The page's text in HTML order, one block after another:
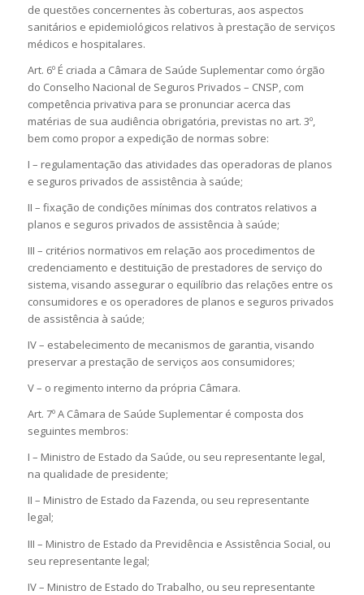
de questões concernentes às coberturas, aos aspectos
sanitários e epidemiológicos relativos à prestação de serviços
médicos e hospitalares.
Art. 6º É criada a Câmara de Saúde Suplementar como órgão
do Conselho Nacional de Seguros Privados – CNSP, com
competência privativa para se pronunciar acerca das
matérias de sua audiência obrigatória, previstas no art. 3º,
bem como propor a expedição de normas sobre:
I – regulamentação das atividades das operadoras de planos
e seguros privados de assistência à saúde;
II – fixação de condições mínimas dos contratos relativos a
planos e seguros privados de assistência à saúde;
III – critérios normativos em relação aos procedimentos de
credenciamento e destituição de prestadores de serviço do
sistema, visando assegurar o equilíbrio das relações entre os
consumidores e os operadores de planos e seguros privados
de assistência à saúde;
IV – estabelecimento de mecanismos de garantia, visando
preservar a prestação de serviços aos consumidores;
V – o regimento interno da própria Câmara.
Art. 7º A Câmara de Saúde Suplementar é composta dos
seguintes membros:
I – Ministro de Estado da Saúde, ou seu representante legal,
na qualidade de presidente;
II – Ministro de Estado da Fazenda, ou seu representante
legal;
III – Ministro de Estado da Previdência e Assistência Social, ou
seu representante legal;
IV – Ministro de Estado do Trabalho, ou seu representante